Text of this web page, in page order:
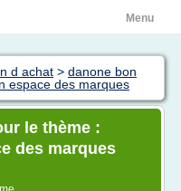
Menu
d achat > danone bon
espace des marques
le thème :
des marques